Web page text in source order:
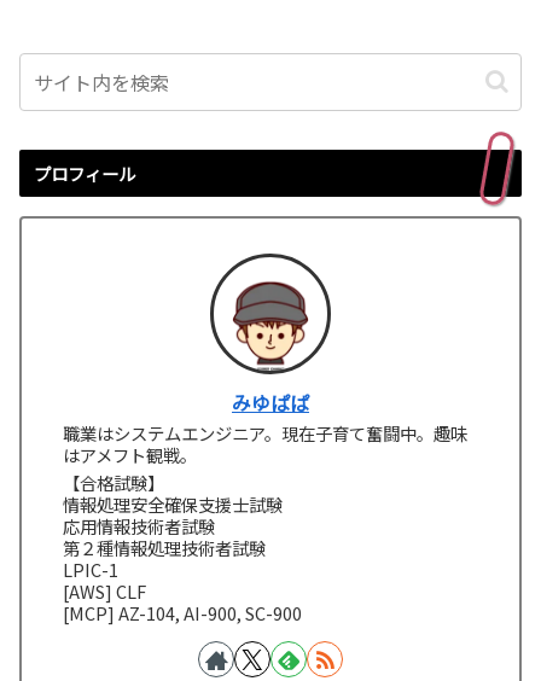
プロフィール
みゆぱぱ
職業はシステムエンジニア。現在子育て奮闘中。趣味
はアメフト観戦。
【合格試験】
情報処理安全確保支援士試験
応用情報技術者試験
第２種情報処理技術者試験
LPIC-1
[AWS] CLF
[MCP] AZ-104, AI-900, SC-900